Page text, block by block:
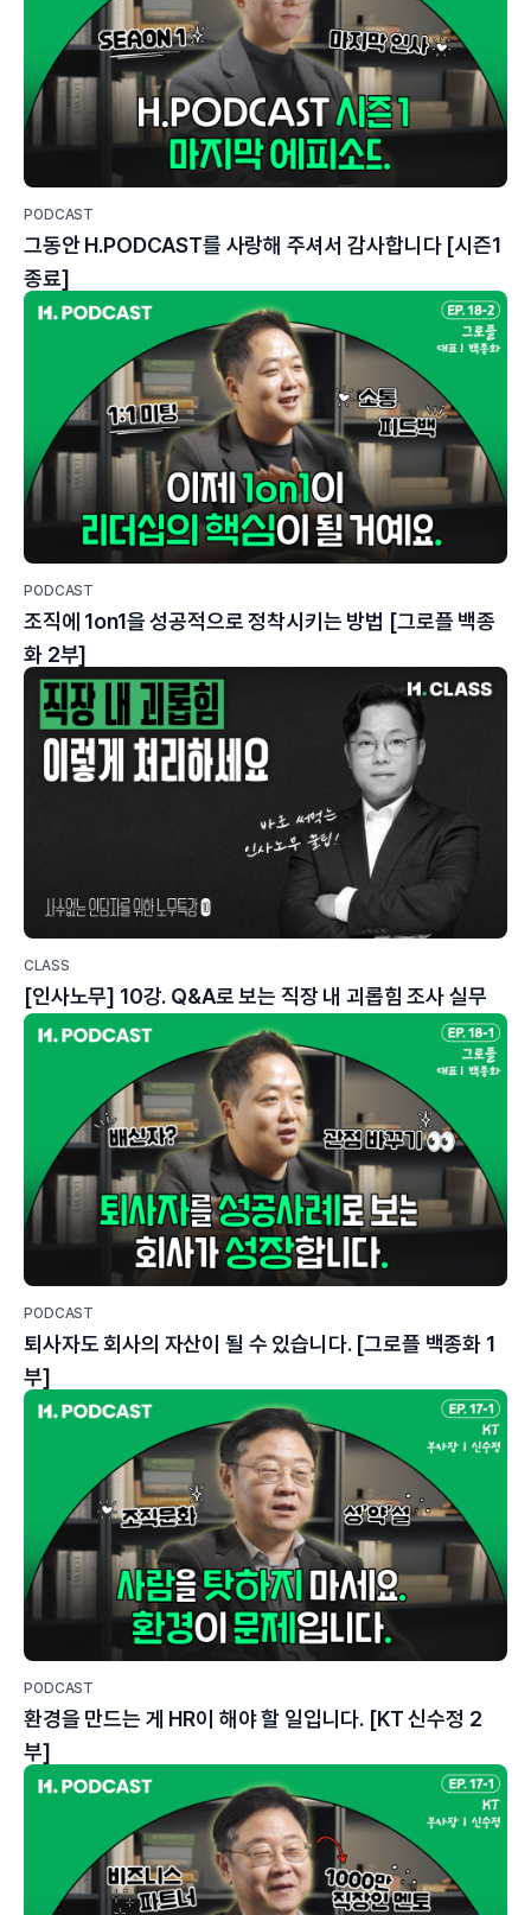
PODCAST
그동안 H.PODCAST를 사랑해 주셔서 감사합니다 [시즌1
종료]
PODCAST
조직에 1on1을 성공적으로 정착시키는 방법 [그로플 백종
화 2부]
CLASS
[인사노무] 10강. Q&A로 보는 직장 내 괴롭힘 조사 실무
PODCAST
퇴사자도 회사의 자산이 될 수 있습니다. [그로플 백종화 1
부]
PODCAST
환경을 만드는 게 HR이 해야 할 일입니다. [KT 신수정 2
부]